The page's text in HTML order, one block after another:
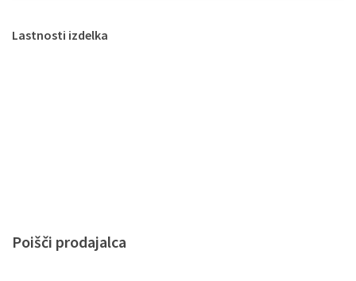
Lastnosti izdelka
Poišči prodajalca